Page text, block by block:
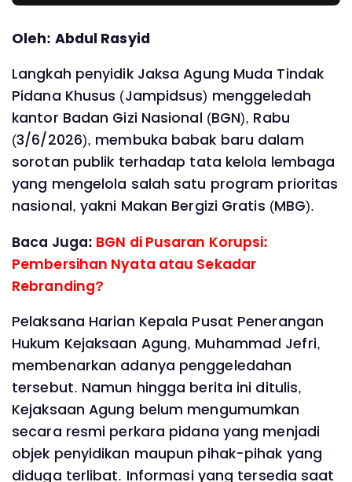
Oleh: Abdul Rasyid
Langkah penyidik Jaksa Agung Muda Tindak
Pidana Khusus (Jampidsus) menggeledah
kantor Badan Gizi Nasional (BGN), Rabu
(3/6/2026), membuka babak baru dalam
sorotan publik terhadap tata kelola lembaga
yang mengelola salah satu program prioritas
nasional, yakni Makan Bergizi Gratis (MBG).
Baca Juga: BGN di Pusaran Korupsi:
Pembersihan Nyata atau Sekadar
Rebranding?
Pelaksana Harian Kepala Pusat Penerangan
Hukum Kejaksaan Agung, Muhammad Jefri,
membenarkan adanya penggeledahan
tersebut. Namun hingga berita ini ditulis,
Kejaksaan Agung belum mengumumkan
secara resmi perkara pidana yang menjadi
objek penyidikan maupun pihak-pihak yang
diduga terlibat. Informasi yang tersedia saat